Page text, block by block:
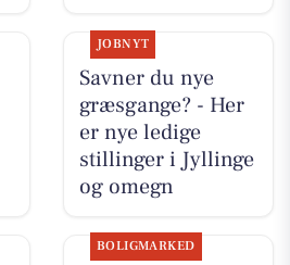
JOBNYT
Savner du nye
græsgange? - Her
er nye ledige
stillinger i Jyllinge
og omegn
BOLIGMARKED